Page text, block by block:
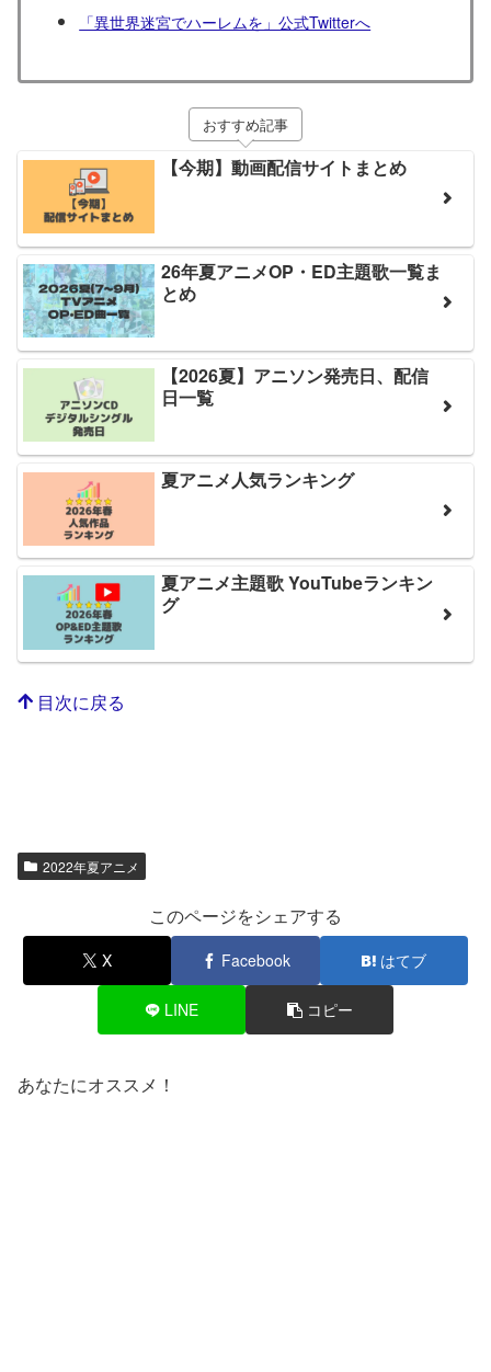
「異世界迷宮でハーレムを」公式Twitterへ
おすすめ記事
【今期】動画配信サイトまとめ
26年夏アニメOP・ED主題歌一覧ま
とめ
【2026夏】アニソン発売日、配信
日一覧
夏アニメ人気ランキング
夏アニメ主題歌 YouTubeランキン
グ
目次に戻る
2022年夏アニメ
このページをシェアする
X Facebook はてブ
LINE コピー
あなたにオススメ！